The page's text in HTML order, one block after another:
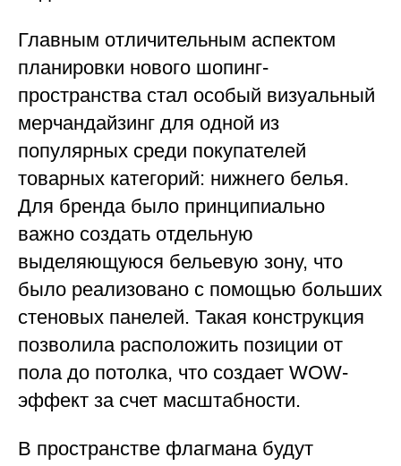
Главным отличительным аспектом
планировки нового шопинг-
пространства стал особый визуальный
мерчандайзинг для одной из
популярных среди покупателей
товарных категорий: нижнего белья.
Для бренда было принципиально
важно создать отдельную
выделяющуюся бельевую зону, что
было реализовано с помощью больших
стеновых панелей. Такая конструкция
позволила расположить позиции от
пола до потолка, что создает WOW-
эффект за счет масштабности.
В пространстве флагмана будут